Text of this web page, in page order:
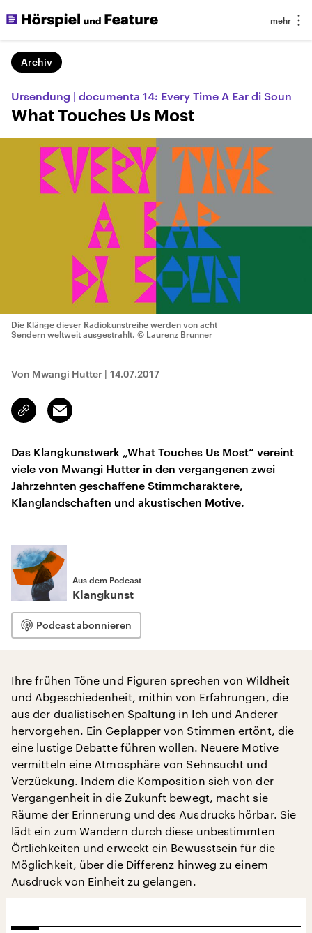
Archiv
Ursendung | documenta 14: Every Time A Ear di Soun
What Touches Us Most
Die Klänge dieser Radiokunstreihe werden von acht
Sendern weltweit ausgestrahlt. © Laurenz Brunner
Von Mwangi Hutter | 14.07.2017
Link
kopieren/teilen
Email
Das Klangkunstwerk „What Touches Us Most“ vereint
viele von Mwangi Hutter in den vergangenen zwei
Jahrzehnten geschaffene Stimmcharaktere,
Klanglandschaften und akustischen Motive.
Aus dem Podcast
Klangkunst
Podcast abonnieren
Ihre frühen Töne und Figuren sprechen von Wildheit
und Abgeschiedenheit, mithin von Erfahrungen, die
aus der dualistischen Spaltung in Ich und Anderer
hervorgehen. Ein Geplapper von Stimmen ertönt, die
eine lustige Debatte führen wollen. Neuere Motive
vermitteln eine Atmosphäre von Sehnsucht und
Verzückung. Indem die Komposition sich von der
Vergangenheit in die Zukunft bewegt, macht sie
Räume der Erinnerung und des Ausdrucks hörbar. Sie
lädt ein zum Wandern durch diese unbestimmten
Örtlichkeiten und erweckt ein Bewusstsein für die
Möglichkeit, über die Differenz hinweg zu einem
Ausdruck von Einheit zu gelangen.